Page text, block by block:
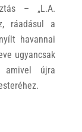
– „L.A.
ráadásul a
havannai
ugyancsak
újra